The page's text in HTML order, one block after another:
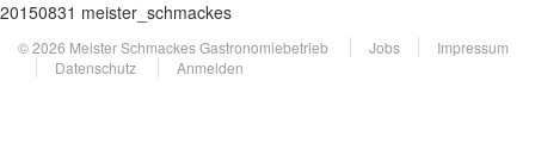
20150831 meister_schmackes
© 2026 Meister Schmackes Gastronomiebetrieb Jobs
Impressum
Datenschutz
Anmelden